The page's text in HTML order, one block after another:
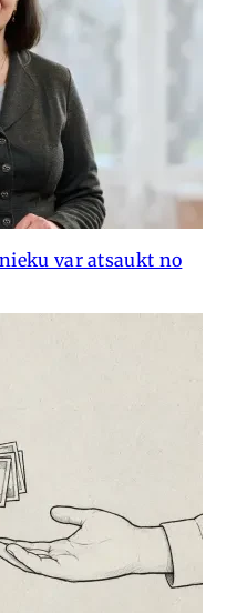
var atsaukt no